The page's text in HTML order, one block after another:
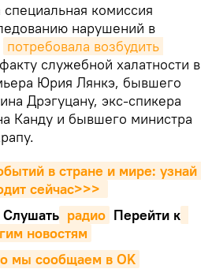
специальная комиссия
нарушений в
потребовала возбудить
служебной халатности в
Юрия Лянкэ, бывшего
Дрэгуцану, экс-спикера
Канду и бывшего министра
в стране и мире: узнай
сейчаc>>>
Cлушать радио Перейти к
новостям
мы сообщаем в OK